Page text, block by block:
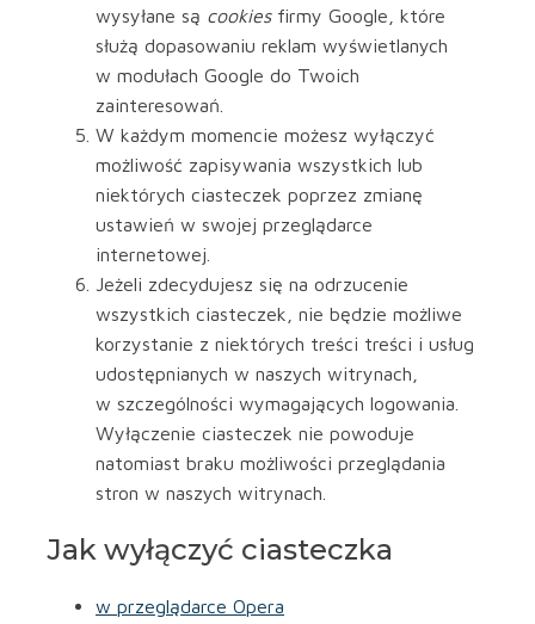
wysyłane są cookiesfirmy Google, które
służą dopasowaniu reklam wyświetlanych
w modułach Google do Twoich
zainteresowań.
W każdym momencie możesz wyłączyć
możliwość zapisywania wszystkich lub
niektórych ciasteczek poprzez zmianę
ustawień w swojej przeglądarce
internetowej.
Jeżeli zdecydujesz się na odrzucenie
wszystkich ciasteczek, nie będzie możliwe
korzystanie z niektórych treści treści i usług
udostępnianych w naszych witrynach,
w szczególności wymagających logowania.
Wyłączenie ciasteczek nie powoduje
natomiast braku możliwości przeglądania
stron w naszych witrynach.
Jak wyłączyć ciasteczka
w przeglądarce Opera